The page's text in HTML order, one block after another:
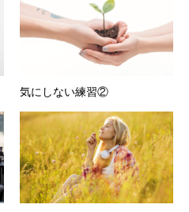
気にしない練習②